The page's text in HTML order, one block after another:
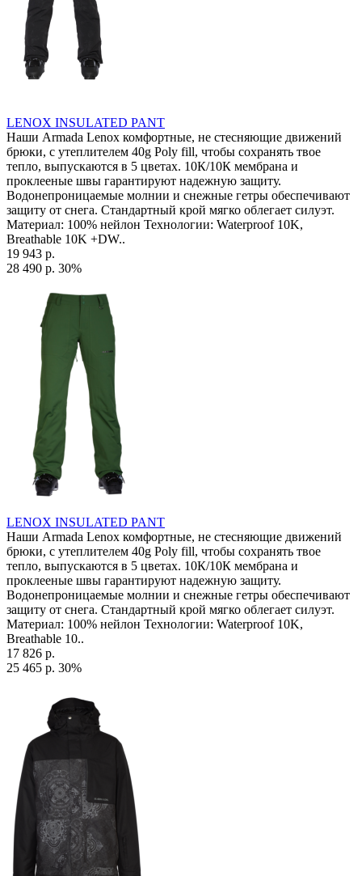
LENOX INSULATED PANT
Наши Armada Lenox комфортные, не стесняющие движений
брюки, с утеплителем 40g Poly fill, чтобы сохранять твое
тепло, выпускаются в 5 цветах. 10К/10К мембрана и
проклееные швы гарантируют надежную защиту.
Водонепроницаемые молнии и снежные гетры обеспечивают
защиту от снега. Стандартный крой мягко облегает силуэт.
Материал: 100% нейлон Технологии: Waterproof 10K,
Breathable 10K +DW..
19 943 р.
28 490 р. 30%
LENOX INSULATED PANT
Наши Armada Lenox комфортные, не стесняющие движений
брюки, с утеплителем 40g Poly fill, чтобы сохранять твое
тепло, выпускаются в 5 цветах. 10К/10К мембрана и
проклееные швы гарантируют надежную защиту.
Водонепроницаемые молнии и снежные гетры обеспечивают
защиту от снега. Стандартный крой мягко облегает силуэт.
Материал: 100% нейлон Технологии: Waterproof 10K,
Breathable 10..
17 826 р.
25 465 р. 30%